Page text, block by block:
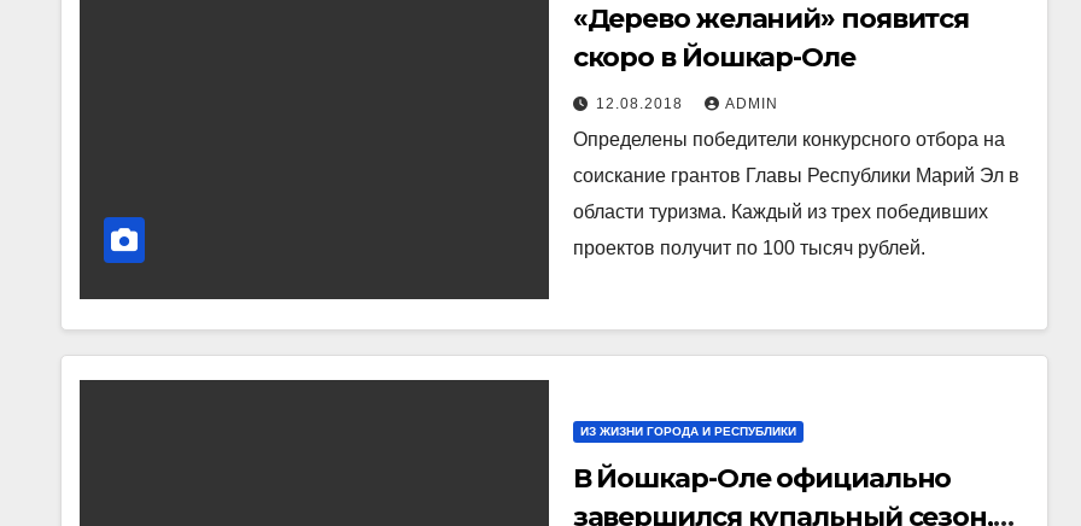
«Дерево желаний» появится
скоро в Йошкар-Оле
12.08.2018 ADMIN
Определены победители конкурсного отбора на
соискание грантов Главы Республики Марий Эл в
области туризма. Каждый из трех победивших
проектов получит по 100 тысяч рублей.
ИЗ ЖИЗНИ ГОРОДА И РЕСПУБЛИКИ
В Йошкар-Оле официально
завершился купальный сезон,